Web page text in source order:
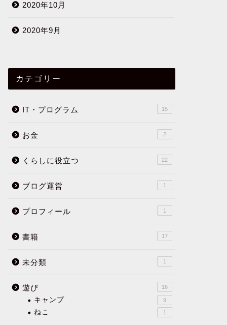
2020年10月
2020年9月
カテゴリー
IT・プログラム 15
お金 2
くらしに役立つ 22
ブログ運営 1
プロフィール 1
書籍 17
未分類 1
遊び 16
キャンプ 9
ねこ 1